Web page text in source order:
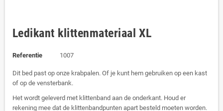
Ledikant klittenmateriaal XL
Referentie 1007
Dit bed past op onze krabpalen. Of je kunt hem gebruiken op een kast
of op de vensterbank.
Het wordt geleverd met klittenband aan de onderkant. Houd er
rekening mee dat de klittenbandpunten apart besteld moeten worden.